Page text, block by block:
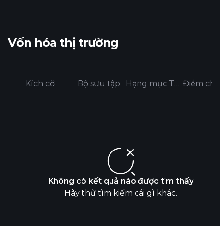
Vốn hóa thị trường
Kích cỡ Bộ sưu tập Hạng mục Trung bình Điểm
Không có kết quả nào được tìm thấy
Hãy thử tìm kiếm cái gì khác.